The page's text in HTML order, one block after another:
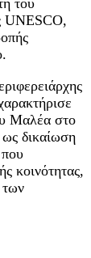
UNESCO,
Μαλέα στο
δικαίωση
κοινότητας,
των